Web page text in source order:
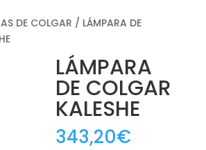
DE COLGAR / LÁMPARA DE
LÁMPARA
DE COLGAR
KALESHE
343,20€